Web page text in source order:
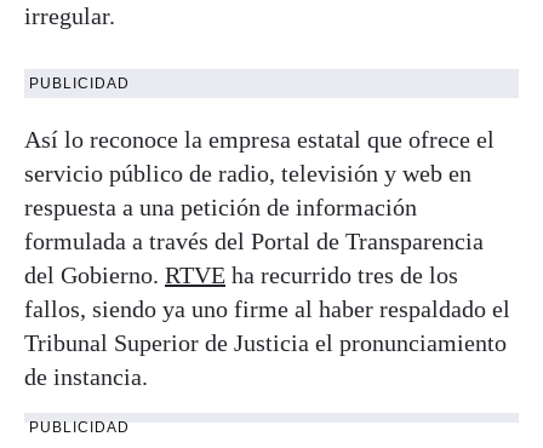
irregular.
PUBLICIDAD
Así lo reconoce la empresa estatal que ofrece el
servicio público de radio, televisión y web en
respuesta a una petición de información
formulada a través del Portal de Transparencia
del Gobierno. RTVE ha recurrido tres de los
fallos, siendo ya uno firme al haber respaldado el
Tribunal Superior de Justicia el pronunciamiento
de instancia.
PUBLICIDAD